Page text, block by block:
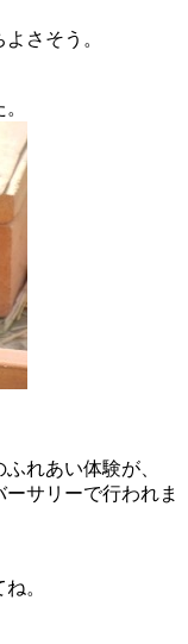
さそう。
れあい体験が、
サリーで行われま
。